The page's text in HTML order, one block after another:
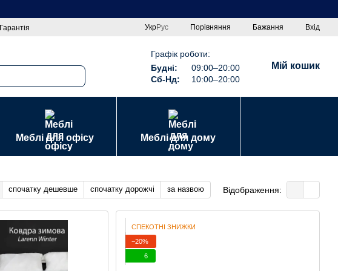
Гарантія
УкрРус Порівняння Бажання Вхід
Графік роботи:
Будні:
09:00–20:00
Сб-Нд:
10:00–20:00
Мій кошик
Меблі для офісу Меблі для дому
спочатку дешевше спочатку дорожчі за назвою Відображення:
СПЕКОТНІ ЗНИЖКИ
−20%
6